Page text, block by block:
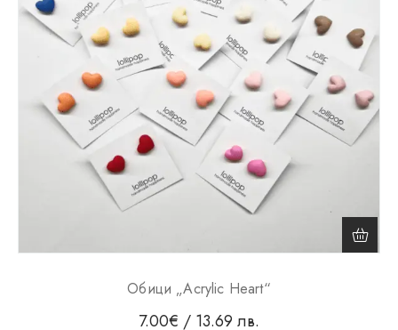
Обици „Acrylic Heart“
7.00€ / 13.69 лв.